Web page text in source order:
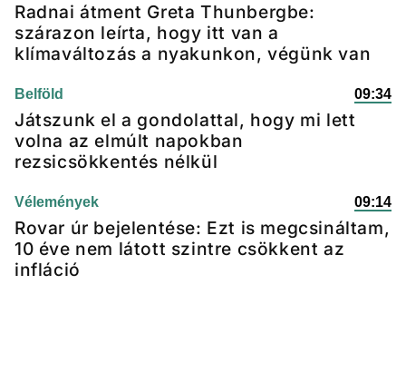
Radnai átment Greta Thunbergbe:
szárazon leírta, hogy itt van a
klímaváltozás a nyakunkon, végünk van
Belföld 09:34
Játszunk el a gondolattal, hogy mi lett
volna az elmúlt napokban
rezsicsökkentés nélkül
Vélemények 09:14
Rovar úr bejelentése: Ezt is megcsináltam,
10 éve nem látott szintre csökkent az
infláció